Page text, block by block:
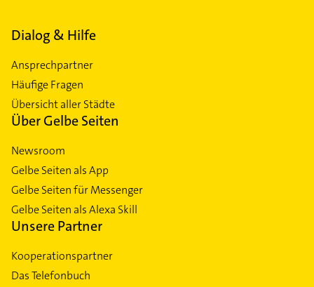
Dialog & Hilfe
Ansprechpartner
Häufige Fragen
Übersicht aller Städte
Über Gelbe Seiten
Newsroom
Gelbe Seiten als App
Gelbe Seiten für Messenger
Gelbe Seiten als Alexa Skill
Unsere Partner
Kooperationspartner
Das Telefonbuch